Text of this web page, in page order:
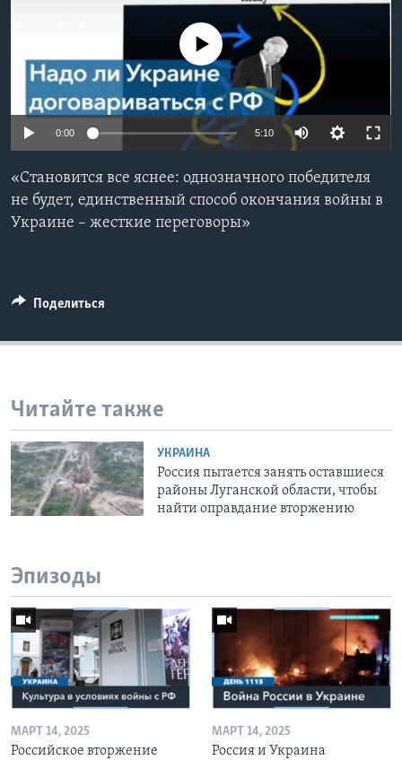
СОЦИАЛЬНЫЕ СЕТИ
No media source currently available
0:00 5:10
«Становится все яснее: однозначного победителя
не будет, единственный способ окончания войны в
Украине – жесткие переговоры»
Поделиться
Читайте также
УКРАИНА
Россия пытается занять оставшиеся
районы Луганской области, чтобы
найти оправдание вторжению
Эпизоды
МАРТ 14, 2025
Российское вторжение
МАРТ 14, 2025
Россия и Украина